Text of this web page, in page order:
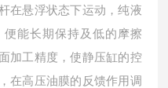
在悬浮状态下运动，纯液
能长期保持及低的摩擦
加工精度，使静压缸的控
在高压油膜的反馈作用调